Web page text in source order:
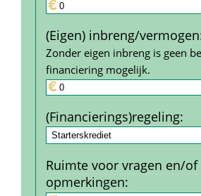
(Eigen) inbreng/vermogen
Zonder eigen inbreng is geen
financiering mogelijk.
(Financierings)regeling:
Ruimte voor vragen en/of
opmerkingen: